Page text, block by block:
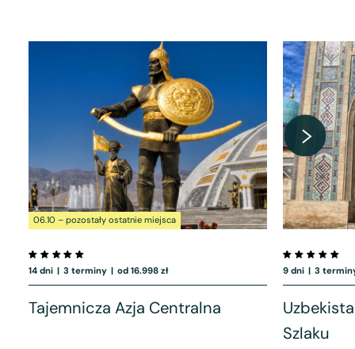
06.10 – pozostały ostatnie miejsca
14 dni | 3 terminy | od 16.998 zł
Tajemnicza Azja Centralna
9 dni | 3
Szlaku